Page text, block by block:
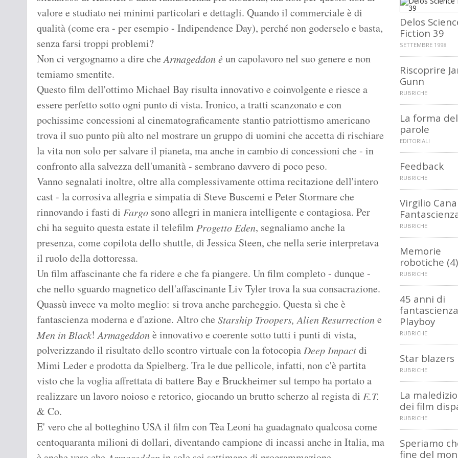
valore e studiato nei minimi particolari e dettagli. Quando il commerciale è di
qualità (come era - per esempio - Indipendence Day), perché non goderselo e basta,
senza farsi troppi problemi?
Non ci vergognamo a dire che Armageddon è un capolavoro nel suo genere e non
temiamo smentite.
Questo film dell'ottimo Michael Bay risulta innovativo e coinvolgente e riesce a
essere perfetto sotto ogni punto di vista. Ironico, a tratti scanzonato e con
pochissime concessioni al cinematograficamente stantio patriottismo americano
trova il suo punto più alto nel mostrare un gruppo di uomini che accetta di rischiare
la vita non solo per salvare il pianeta, ma anche in cambio di concessioni che - in
confronto alla salvezza dell'umanità - sembrano davvero di poco peso.
Vanno segnalati inoltre, oltre alla complessivamente ottima recitazione dell'intero
cast - la corrosiva allegria e simpatia di Steve Buscemi e Peter Stormare che
rinnovando i fasti di Fargo sono allegri in maniera intelligente e contagiosa. Per
chi ha seguito questa estate il telefilmProgetto Eden, segnaliamo anche la
presenza, come copilota dello shuttle, di Jessica Steen, che nella serie interpretava
il ruolo della dottoressa.
Un film affascinante che fa ridere e che fa piangere. Un film completo - dunque -
che nello sguardo magnetico dell'affascinante Liv Tyler trova la sua consacrazione.
Quassù invece va molto meglio: si trova anche parcheggio. Questa sì che è
fantascienza moderna e d'azione. Altro che Starship Troopers, Alien Resurrectione
Men in Black! Armageddonè innovativo e coerente sotto tutti i punti di vista,
polverizzando il risultato dello scontro virtuale con la fotocopiaDeep Impactdi
Mimi Leder e prodotta da Spielberg. Tra le due pellicole, infatti, non c'è partita
visto che la voglia affrettata di battere Bay e Bruckheimer sul tempo ha portato a
realizzare un lavoro noioso e retorico, giocando un brutto scherzo al regista di E.T.
& Co.
E' vero che al botteghino USA il film con Tèa Leoni ha guadagnato qualcosa come
centoquaranta milioni di dollari, diventando campione di incassi anche in Italia, ma
Delos
Fiction 39
SETTEMBRE 1998
Riscoprire
Gunn
RUBRICHE
La forma
parole
EDITORIALI
Feedback
RUBRICHE
Virgilio
RUBRICHE
Memorie
robotiche (4)
RUBRICHE
45 anni di
Playboy
RUBRICHE
Star blazers
RUBRICHE
La
dei film
RUBRICHE
Speriamo
fine del